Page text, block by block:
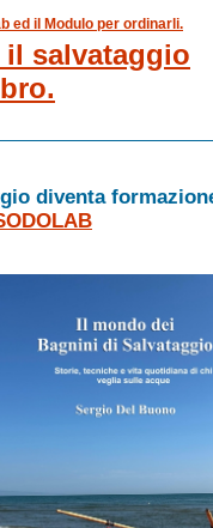
ed il Modulo per ordinarli.
salvataggio
diventa